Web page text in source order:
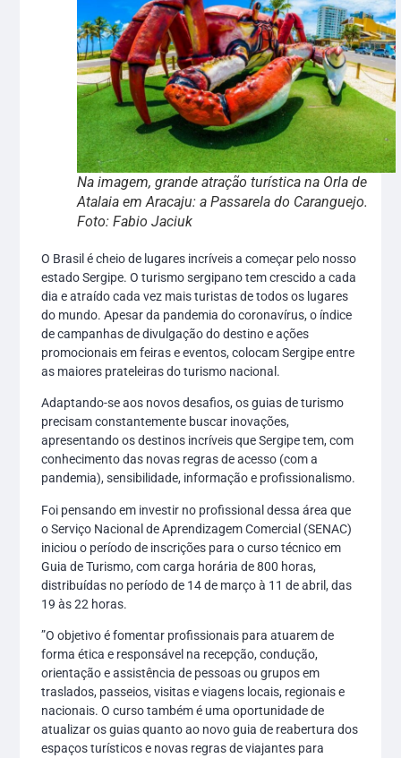
Na imagem, grande atração turística na Orla de
Atalaia em Aracaju: a Passarela do Caranguejo.
Foto: Fabio Jaciuk
O Brasil é cheio de lugares incríveis a começar pelo nosso
estado Sergipe. O turismo sergipano tem crescido a cada
dia e atraído cada vez mais turistas de todos os lugares
do mundo. Apesar da pandemia do coronavírus, o índice
de campanhas de divulgação do destino e ações
promocionais em feiras e eventos, colocam Sergipe entre
as maiores prateleiras do turismo nacional.
Adaptando-se aos novos desafios, os guias de turismo
precisam constantemente buscar inovações,
apresentando os destinos incríveis que Sergipe tem, com
conhecimento das novas regras de acesso (com a
pandemia), sensibilidade, informação e profissionalismo.
Foi pensando em investir no profissional dessa área que
o Serviço Nacional de Aprendizagem Comercial (SENAC)
iniciou o período de inscrições para o curso técnico em
Guia de Turismo, com carga horária de 800 horas,
distribuídas no período de 14 de março à 11 de abril, das
19 às 22 horas.
”O objetivo é fomentar profissionais para atuarem de
forma ética e responsável na recepção, condução,
orientação e assistência de pessoas ou grupos em
traslados, passeios, visitas e viagens locais, regionais e
nacionais. O curso também é uma oportunidade de
atualizar os guias quanto ao novo guia de reabertura dos
espaços turísticos e novas regras de viajantes para